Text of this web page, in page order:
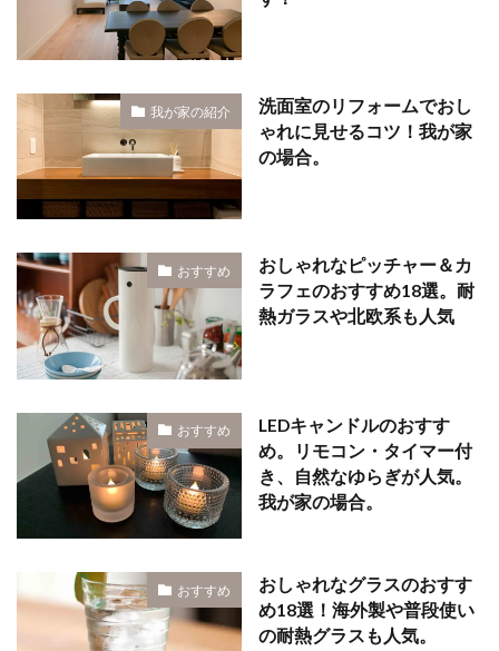
我が家の紹介
洗面室のリフォームでおし
ゃれに見せるコツ！我が家
の場合。
おすすめ
おしゃれなピッチャー＆カ
ラフェのおすすめ18選。耐
熱ガラスや北欧系も人気
おすすめ
LEDキャンドルのおすす
め。リモコン・タイマー付
き、自然なゆらぎが人気。
我が家の場合。
おすすめ
おしゃれなグラスのおすす
め18選！海外製や普段使い
の耐熱グラスも人気。